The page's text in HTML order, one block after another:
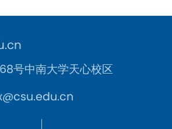
号中南大学天心校区